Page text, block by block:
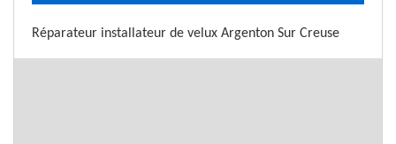
Réparateur installateur de velux Argenton Sur Creuse